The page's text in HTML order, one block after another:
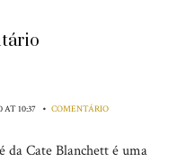
AT 10:37 • COMENTÁRIO
da Cate Blanchett é uma